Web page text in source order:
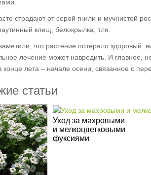
страдают от серой гнили и мучни­стой
клещ, белокрылка, тля.
что растение потеряло здоровый
лечение может навредить. И главное,
конце лета – начале осени, связанное с
статьи
Уход за махровыми
и мелкоцветковыми
фуксиями